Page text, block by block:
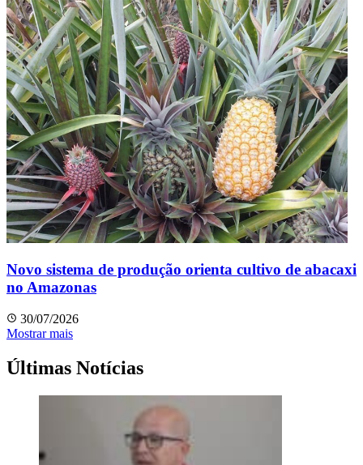
Novo sistema de produção orienta cultivo de abacaxi
no Amazonas
30/07/2026
Mostrar mais
Últimas Notícias